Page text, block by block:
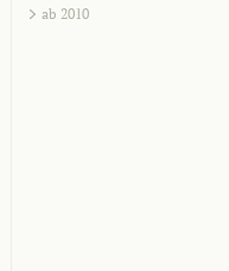
ab 2010